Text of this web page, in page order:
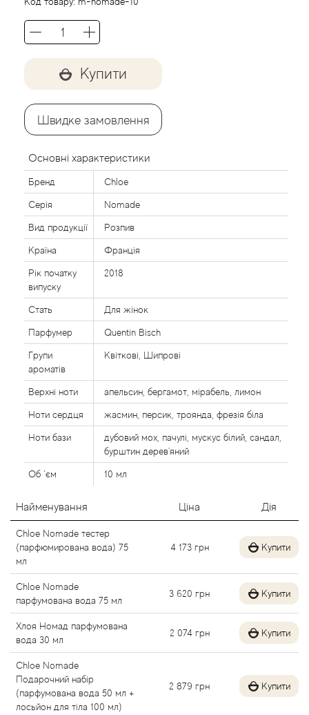
Купити
Швидке замовлення
Основні характеристики
Бренд Chloe
Серія Nomade
Вид продукції Розпив
Країна Франція
Рік початку
випуску
2018
Стать Для жінок
Парфумер Quentin Bisch
Групи
ароматів
Квіткові, Шипрові
Верхні ноти апельсин, бергамот, мірабель, лимон
Ноти сердця жасмин, персик, троянда, фрезія біла
Ноти бази
дубовий мох, пачулі, мускус білий, сандал,
бурштин дерев'яний
Об `єм 10 мл
Найменування Ціна Дія
Chloe Nomade тестер
(парфюмирована вода) 75
мл
4 173 грн Купити
Chloe Nomade
парфумована вода 75 мл
3 620 грн Купити
Хлоя Номад парфумована
вода 30 мл
2 074 грн Купити
Chloe Nomade
Подарочний набір
(парфумована вода 50 мл +
лосьйон для тіла 100 мл)
2 879 грн Купити
Acqua di Parma
Acqua di Sardegna
Adidas
Aerin Lauder
Affinessence
Afnan
Agatha Ruiz de la Prada
Agent Provocateur
Agonist
Aigner
Aj Arabia (Widian)
Ajmal
Al Jazeera
Alaia Paris
Alexander McQueen
Alexandre Barthet
Alexandre J
Alfred Dunhill